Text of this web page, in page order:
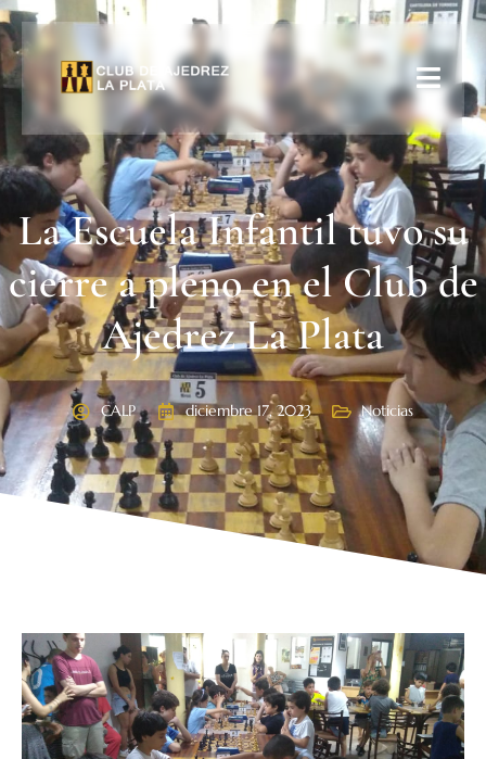
La Escuela Infantil tuvo su
cierre a pleno en el Club de
Ajedrez La Plata
CALP diciembre 17, 2023 Noticias